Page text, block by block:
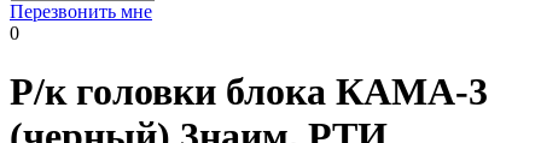
Перезвонить мне
0
Р/к головки блока КАМА-3